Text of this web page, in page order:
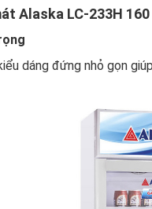
Alaska LC-233H
dáng đứng nhỏ gọn